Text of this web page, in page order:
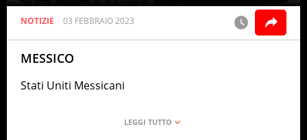
NOTIZIE 03 FEBBRAIO 2023
MESSICO
Stati Uniti Messicani